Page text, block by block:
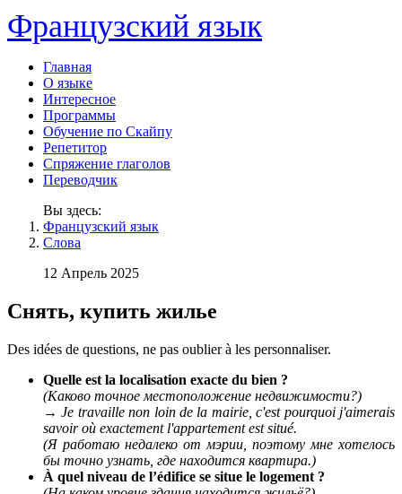
Французский язык
Главная
О языке
Интересное
Программы
Обучение по Скайпу
Репетитор
Спряжение глаголов
Переводчик
Вы здесь:
Французский язык
Слова
12 Апрель 2025
Снять, купить жилье
Des idées de questions, ne pas oublier à les personnaliser.
Quelle est la localisation exacte du bien ?
(Каково точное местоположение недвижимости?)
→Je travaille non loin de la mairie, c'est pourquoi j'aimerais
savoir où exactement l'appartement est situé.
(Я работаю недалеко от мэрии, поэтому мне хотелось
бы точно узнать, где находится квартира.)
À quel niveau de l’édifice se situe le logement ?